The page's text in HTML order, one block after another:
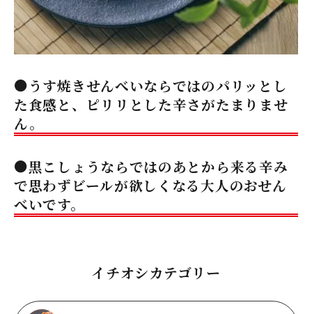
●うす焼きせんべいならではのパリッとし
た食感と、ピリリとした辛さがたまりませ
ん。
●黒こしょうならではのあとから来る辛み
で思わずビールが欲しくなる大人のおせん
べいです。
イチオシカテゴリー